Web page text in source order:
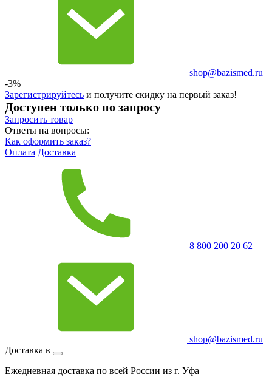
shop@bazismed.ru
-3%
Зарегистрируйтесь и получите скидку на первый заказ!
Доступен только по запросу
Запросить товар
Ответы на вопросы:
Как оформить заказ?
Оплата Доставка
8 800 200 20 62
shop@bazismed.ru
Доставка в
Ежедневная доставка по всей России из г. Уфа